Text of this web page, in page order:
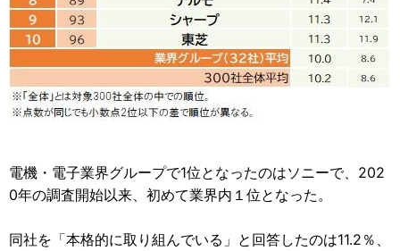
電機・電子業界グループで1位となったのはソニーで、202
0年の調査開始以来、初めて業界内１位となった。
同社を「本格的に取り組んでいる」と回答したのは11.2％、